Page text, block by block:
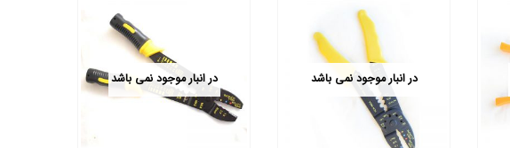
در انبار موجود نمی باشد در انبار موجود نمی باشد